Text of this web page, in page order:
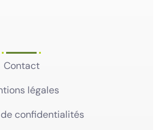
Contact
légales
confidentialités